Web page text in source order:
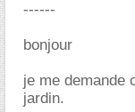
------
bonjour
je me demande
jardin.